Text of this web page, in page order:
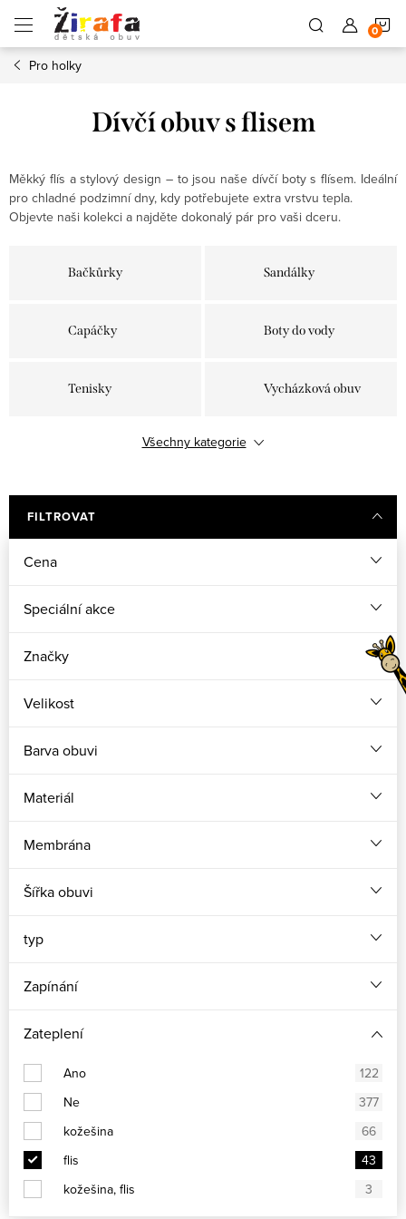
obsah
Pro holky
Dívčí obuv s flisem
Měkký flís a stylový design – to jsou naše dívčí boty s flísem. Ideální
pro chladné podzimní dny, kdy potřebujete extra vrstvu tepla.
Objevte naši kolekci a najděte dokonalý pár pro vaši dceru.
Bačkůrky Sandálky
Capáčky Boty do vody
Tenisky Vycházková obuv
Barefoot / Barefit BOA zapínání
Všechny kategorie
FILTROVAT
Cena
Speciální akce
Značky
Velikost
Barva obuvi
Materiál
Membrána
Šířka obuvi
typ
Zapínání
Zateplení
Ano
122
Ne
377
kožešina
66
flis
43
kožešina, flis
3